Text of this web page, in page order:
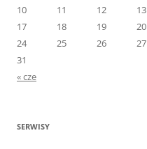
10
11 12 13
17
18 19 20
24
25 26 27
31
« cze
SERWISY